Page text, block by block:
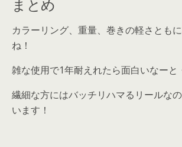
カラーリング、重量、巻きの軽さとも
ね！
雑な使用で1年耐えれたら面白いなーと
繊細な方にはバッチリハマるリールな
います！